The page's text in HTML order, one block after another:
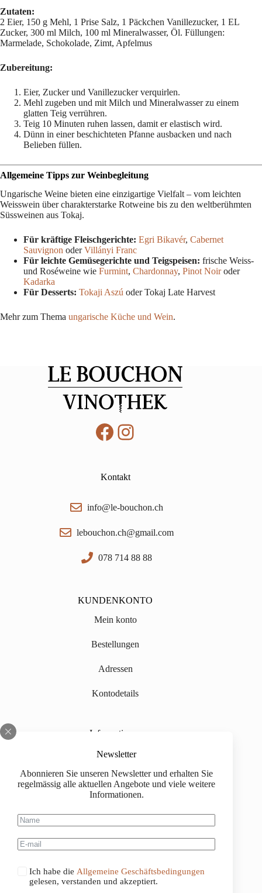
Newsletter
Abonnieren Sie unseren Newsletter und erhalten Sie
regelmässig alle aktuellen Angebote und viele weitere
Informationen.
Ich habe die Allgemeine Geschäftsbedingungen
gelesen, verstanden und akzeptiert.
Zutaten:
2 Eier, 150 g Mehl, 1 Prise Salz, 1 Päckchen Vanillezucker, 1 EL
Zucker, 300 ml Milch, 100 ml Mineralwasser, Öl. Füllungen:
Marmelade, Schokolade, Zimt, Apfelmus
Zubereitung:
Eier, Zucker und Vanillezucker verquirlen.
Mehl zugeben und mit Milch und Mineralwasser zu einem
glatten Teig verrühren.
Teig 10 Minuten ruhen lassen, damit er elastisch wird.
Dünn in einer beschichteten Pfanne ausbacken und nach
Belieben füllen.
Allgemeine Tipps zur Weinbegleitung
Ungarische Weine bieten eine einzigartige Vielfalt – vom leichten
Weisswein über charakterstarke Rotweine bis zu den weltberühmten
Süssweinen aus Tokaj.
Für kräftige Fleischgerichte: Egri Bikavér, Cabernet
Sauvignon oderVillányi Franc
Für leichte Gemüsegerichte und Teigspeisen: frische Weiss-
und Roséweine wie Furmint, Chardonnay, Pinot Noiroder
Kadarka
Für Desserts: Tokaji Aszú oder Tokaj Late Harvest
Mehr zum Thema ungarische Küche und Wein.
Facebook
Instagram
Kontakt
info@le-bouchon.ch
lebouchon.ch@gmail.com
078 714 88 88
KUNDENKONTO
Mein konto
Bestellungen
Adressen
Kontodetails
Informationen
Über uns
Impressum
Kaufinformationen
Allgemeine Geschäftsbedingungen